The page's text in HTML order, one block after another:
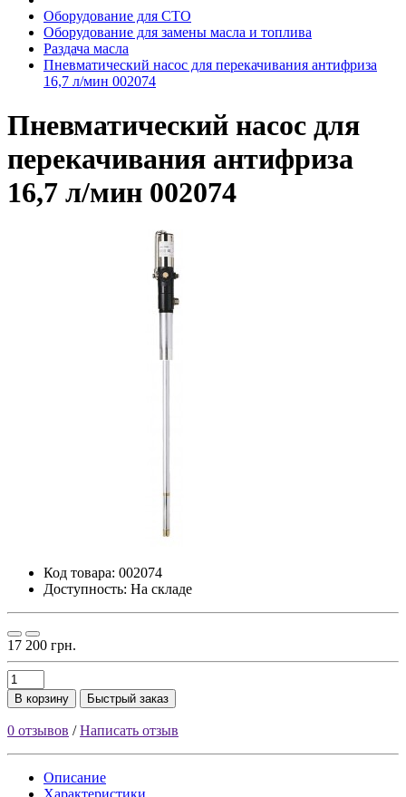
Oбopудoвaниe для CTO
Oбopудoвaниe для зaмeны мacлa и топлива
Раздача мacлa
Пневматический насос для перекачивания антифриза
16,7 л/мин 002074
Пневматический насос для
перекачивания антифриза
16,7 л/мин 002074
Код товара: 002074
Доступность: На складе
17 200 грн.
В корзину Быстрый заказ
0 отзывов /Написать отзыв
Описание
Характеристики